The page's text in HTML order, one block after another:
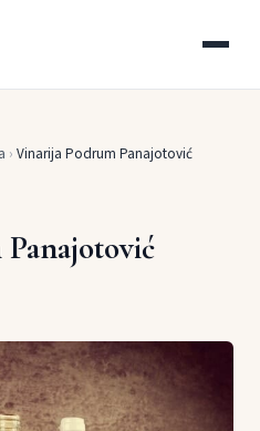
› Vinarija Podrum Panajotović